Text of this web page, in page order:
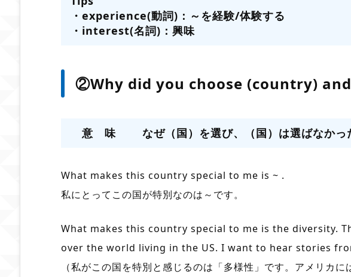
・experience(動詞)：～を経験/体験する
・interest(名詞)：興味
②Why did you choose (country)
意 味 なぜ（国）を選び、（国）は選ばなかっ
What makes this country special to me is ~ .
私にとってこの国が特別なのは～です。
What makes this country special to me is the diversity.
over the world living in the US. I want to hear stories
（私がこの国を特別と感じるのは「多様性」です。アメリカ